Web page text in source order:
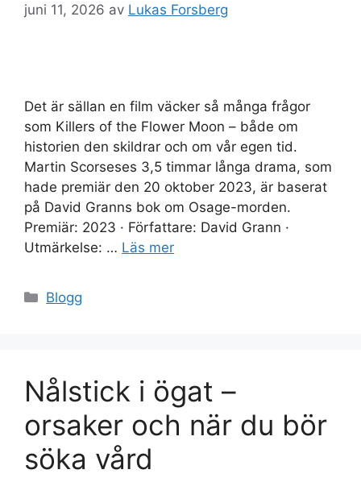
juni 11, 2026 av Lukas Forsberg
Det är sällan en film väcker så många frågor
som Killers of the Flower Moon – både om
historien den skildrar och om vår egen tid.
Martin Scorseses 3,5 timmar långa drama, som
hade premiär den 20 oktober 2023, är baserat
på David Granns bok om Osage-morden.
Premiär: 2023 · Författare: David Grann ·
Utmärkelse: … Läs mer
Kategorier
Blogg
Nålstick i ögat –
orsaker och när du bör
söka vård